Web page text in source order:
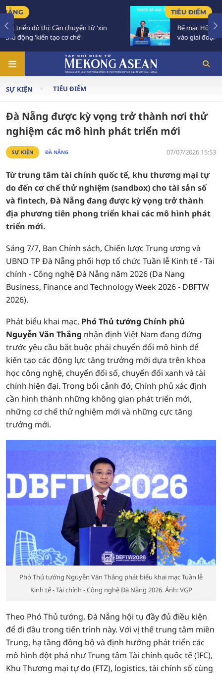
Bế mạc Hội nghị Ngoại giao 33: Đối ngoại bước
vào giai đoạn hành động mới
SỰ KIỆN TIÊU ĐIỂM
Đà Nẵng được kỳ vọng trở thành nơi thử
nghiệm các mô hình phát triển mới
SỰ KIỆN ĐÀ NẴNG 07/07/2026 15:53
Từ trung tâm tài chính quốc tế, khu thương mại tự
do đến cơ chế thử nghiệm (sandbox) cho tài sản số
và fintech, Đà Nẵng đang được kỳ vọng trở thành
địa phương tiên phong triển khai các mô hình phát
triển mới.
Sáng 7/7, Ban Chính sách, Chiến lược Trung ương và
UBND TP Đà Nẵng phối hợp tổ chức Tuần lễ Kinh tế - Tài
chính - Công nghệ Đà Nẵng năm 2026 (Da Nang
Business, Finance and Technology Week 2026 - DBFTW
2026).
Phát biểu khai mạc, Phó Thủ tướng Chính phủ
Nguyễn Văn Thắng nhận định Việt Nam đang đứng
trước yêu cầu bắt buộc phải chuyển đổi mô hình để
kiến tạo các động lực tăng trưởng mới dựa trên khoa
học công nghệ, chuyển đổi số, chuyển đổi xanh và tài
chính hiện đại. Trong bối cảnh đó, Chính phủ xác định
cần hình thành những không gian phát triển mới,
những cơ chế thử nghiệm mới và những cực tăng
trưởng mới.
Phó Thủ tướng Nguyễn Văn Thắng phát biểu khai mạc Tuần lễ
Kinh tế - Tài chính - Công nghệ Đà Nẵng 2026. Ảnh: VGP
Theo Phó Thủ tướng, Đà Nẵng hội tụ đầy đủ điều kiện
để đi đầu trong tiến trình này. Với vị thế trung tâm miền
Trung, hạ tầng đồng bộ và định hướng phát triển các
mô hình đột phá như Trung tâm Tài chính quốc tế (IFC),
Khu Thương mại tự do (FTZ), logistics, tài chính số cùng